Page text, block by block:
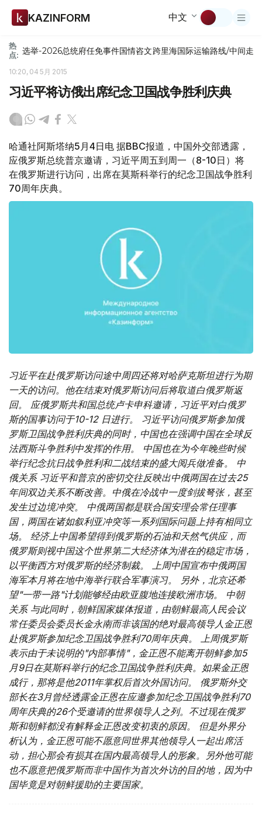
KAZINFORM 中文
热
点: 选举-2026总统府任免事件国情咨文跨里海国际运输路线/中间走廊
10:20, 04 5月 2015
习近平将访俄出席纪念卫国战争胜利庆典
哈通社阿斯塔纳5月4日电 据BBC报道，中国外交部透露，
应俄罗斯总统普京邀请，习近平周五到周一（8-10日）将
在俄罗斯进行访问，出席在莫斯科举行的纪念卫国战争胜利
70周年庆典。
习近平在赴俄罗斯访问途中周四还将对哈萨克斯坦进行为期
一天的访问。他在结束对俄罗斯访问后将取道白俄罗斯返
回。 应俄罗斯共和国总统卢卡申科邀请，习近平对白俄罗
斯的国事访问于10-12 日进行。 习近平访问俄罗斯参加俄
罗斯卫国战争胜利庆典的同时，中国也在强调中国在全球反
法西斯斗争胜利中发挥的作用。 中国也在为今年晚些时候
举行纪念抗日战争胜利和二战结束的盛大阅兵做准备。 中
俄关系 习近平和普京的密切交往反映出中俄两国在过去25
年间双边关系不断改善。中俄在冷战中一度剑拔弩张，甚至
发生过边境冲突。 中俄两国都是联合国安理会常任理事
国，两国在诸如叙利亚冲突等一系列国际问题上持有相同立
场。 经济上中国希望得到俄罗斯的石油和天然气供应，而
俄罗斯则视中国这个世界第二大经济体为潜在的稳定市场，
以平衡西方对俄罗斯的经济制裁。 上周中国宣布中俄两国
海军本月将在地中海举行联合军事演习。 另外，北京还希
望"一带一路"计划能够经由欧亚腹地连接欧洲市场。 中朝
关系 与此同时，朝鲜国家媒体报道，由朝鲜最高人民会议
常任委员会委员长金永南而非该国的绝对最高领导人金正恩
赴俄罗斯参加纪念卫国战争胜利70周年庆典。 上周俄罗斯
表示由于未说明的"内部事情"，金正恩不能离开朝鲜参加5
月9日在莫斯科举行的纪念卫国战争胜利庆典。如果金正恩
成行，那将是他2011年掌权后首次外国访问。 俄罗斯外交
部长在3月曾经透露金正恩在应邀参加纪念卫国战争胜利70
周年庆典的26个受邀请的世界领导人之列。不过现在俄罗
斯和朝鲜都没有解释金正恩改变初衷的原因。 但是外界分
析认为，金正恩可能不愿意同世界其他领导人一起出席活
动，担心那会有损其在国内最高领导人的形象。另外他可能
也不愿意把俄罗斯而非中国作为首次外访的目的地，因为中
国毕竟是对朝鲜援助的主要国家。